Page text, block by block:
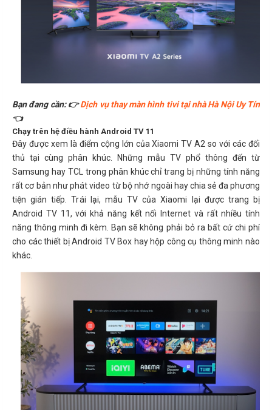
Bạn đang cần: 👉Dịch vụ thay màn hình tivi tại nhà Hà Nội Uy Tín
👈
Chạy trên hệ điều hành Android TV 11
Đây được xem là điểm cộng lớn của Xiaomi TV A2 so với các đối
thủ tại cùng phân khúc. Những mẫu TV phổ thông đến từ
Samsung hay TCL trong phân khúc chỉ trang bị những tính năng
rất cơ bản như phát video từ bộ nhớ ngoài hay chia sẻ đa phương
tiện gián tiếp. Trái lại, mẫu TV của Xiaomi lại được trang bị
Android TV 11, với khả năng kết nối Internet và rất nhiều tính
năng thông minh đi kèm. Bạn sẽ không phải bỏ ra bất cứ chi phí
cho các thiết bị Android TV Box hay hộp công cụ thông minh nào
khác.